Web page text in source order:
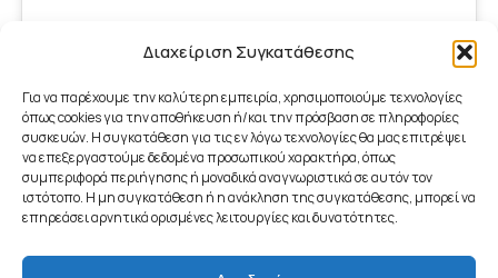
Διαχείριση Συγκατάθεσης
Για να παρέχουμε την καλύτερη εμπειρία, χρησιμοποιούμε τεχνολογίες
όπως cookies για την αποθήκευση ή/και την πρόσβαση σε πληροφορίες
συσκευών. Η συγκατάθεση για τις εν λόγω τεχνολογίες θα μας επιτρέψει
να επεξεργαστούμε δεδομένα προσωπικού χαρακτήρα, όπως
συμπεριφορά περιήγησης ή μοναδικά αναγνωριστικά σε αυτόν τον
ιστότοπο. Η μη συγκατάθεση ή η ανάκληση της συγκατάθεσης, μπορεί να
επηρεάσει αρνητικά ορισμένες λειτουργίες και δυνατότητες.